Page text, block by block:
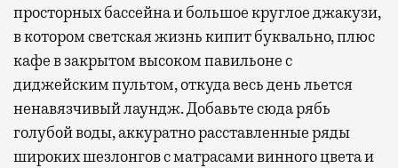
просторных бассейна и большое круглое джакузи,
в котором светская жизнь кипит буквально, плюс
кафе в закрытом высоком павильоне с
диджейским пультом, откуда весь день льется
ненавязчивый лаундж. Добавьте сюда рябь
голубой воды, аккуратно расставленные ряды
широких шезлонгов с матрасами винного цвета и